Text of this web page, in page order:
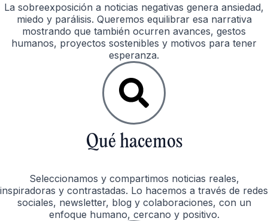
La sobreexposición a noticias negativas genera ansiedad,
miedo y parálisis. Queremos equilibrar esa narrativa
mostrando que también ocurren avances, gestos
humanos, proyectos sostenibles y motivos para tener
esperanza.
Qué hacemos
Seleccionamos y compartimos noticias reales,
inspiradoras y contrastadas. Lo hacemos a través de redes
sociales, newsletter, blog y colaboraciones, con un
enfoque humano, cercano y positivo.